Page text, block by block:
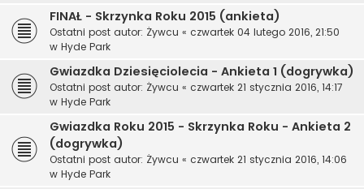
FINAŁ - Skrzynka Roku 2015 (ankieta)
Ostatni post autor: Żywcu « czwartek 04 lutego 2016, 21:50
w Hyde Park
Gwiazdka Dziesięciolecia - Ankieta 1 (dogrywka)
Ostatni post autor: Żywcu « czwartek 21 stycznia 2016, 14:17
w Hyde Park
Gwiazdka Roku 2015 - Skrzynka Roku - Ankieta 2
(dogrywka)
Ostatni post autor: Żywcu « czwartek 21 stycznia 2016, 14:06
w Hyde Park